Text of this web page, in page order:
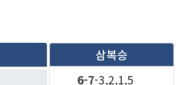
삼복승
6-7-3,2,1,5